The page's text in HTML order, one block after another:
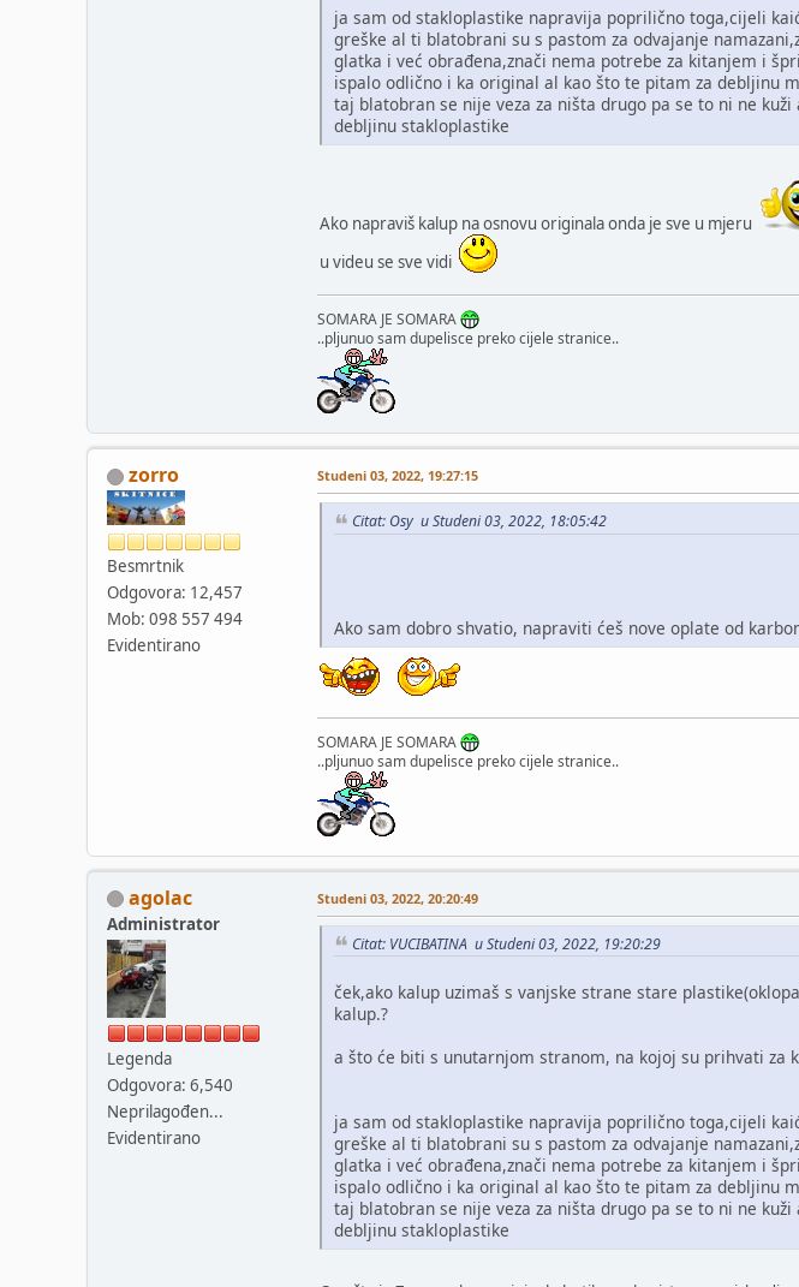
ja sam od stakloplastike napravija poprilično toga,cijeli
greške al ti blatobrani su s pastom za odvajanje
glatka i već obrađena,znači nema potrebe za kitanjem i
ispalo odlično i ka original al kao što te pitam za debljinu
taj blatobran se nije veza za ništa drugo pa se to ni ne
debljinu stakloplastike
Ako napraviš kalup na osnovu originala onda je sve u mjeru
u videu se sve vidi
SOMARA JE SOMARA
..pljunuo sam dupelisce preko cijele stranice..
zorro
Besmrtnik
Odgovora: 12,457
Mob: 098 557 494
Evidentirano
Studeni 03, 2022, 19:27:15
Citat: Osy u Studeni 03, 2022, 18:05:42
Ako sam dobro shvatio, napraviti ćeš nove oplate od
SOMARA JE SOMARA
..pljunuo sam dupelisce preko cijele stranice..
agolac
Administrator
Legenda
Odgovora: 6,540
Neprilagođen...
Evidentirano
Studeni 03, 2022, 20:20:49
Citat: VUCIBATINA u Studeni 03, 2022, 19:20:29
ček,ako kalup uzimaš s vanjske strane stare
kalup.?
a što će biti s unutarnjom stranom, na kojoj su prihvati za
ja sam od stakloplastike napravija poprilično toga,cijeli
greške al ti blatobrani su s pastom za odvajanje
glatka i već obrađena,znači nema potrebe za kitanjem i
ispalo odlično i ka original al kao što te pitam za debljinu
taj blatobran se nije veza za ništa drugo pa se to ni ne
debljinu stakloplastike